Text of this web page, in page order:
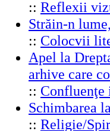
:: Reflexii
Străin-n
:: Colocvii
Apel la
arhive care
:: Confluenţe
Schimbarea
:: Religie/